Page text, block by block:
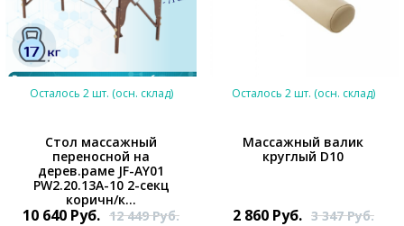
*}
Осталось 2 шт. (осн. склад)
Стол массажный
переносной на
дерев.раме JF-AY01
PW2.20.13A-10 2-секц
коричн/к...
10 640 Руб. 12 449Руб.
Осталось 2 шт. (осн. склад)
Массажный валик
круглый D10
2 860 Руб. 3 347Руб.